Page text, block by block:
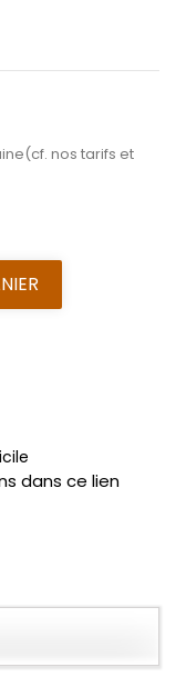
nos tarifs et
dans ce lien